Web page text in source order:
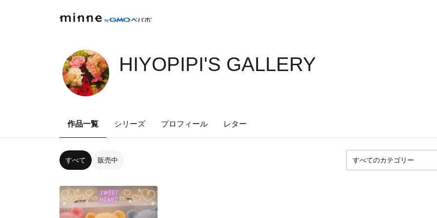
HIYOPIPI'S GALLERY
作品一覧 シリーズ プロフィール レター
すべて 販売中